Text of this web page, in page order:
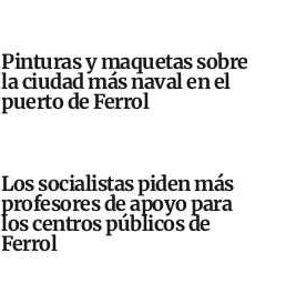
Pinturas y maquetas sobre
la ciudad más naval en el
puerto de Ferrol
Los socialistas piden más
profesores de apoyo para
los centros públicos de
Ferrol